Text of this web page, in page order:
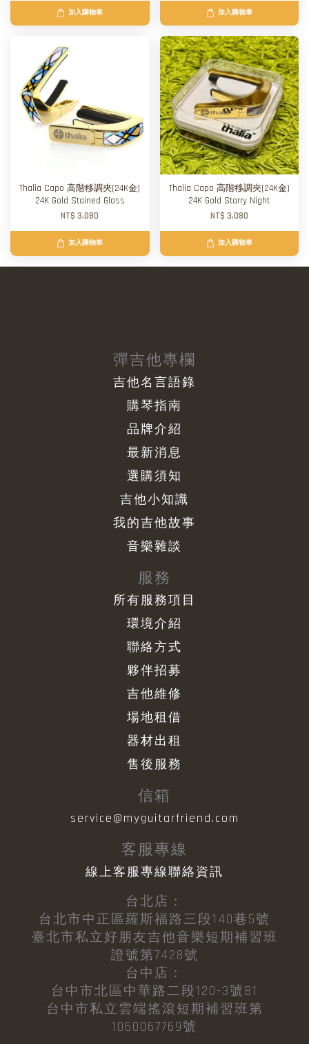
加入購物車 加入購物車
Thalia Capo 高階移調夾(24K金)
24K Gold Stained Glass
NT$ 3,080
加入購物車
Thalia Capo 高階移調夾(24K金)
24K Gold Starry Night
NT$ 3,080
加入購物車
彈吉他專欄
吉他名言語錄
購琴指南
品牌介紹
最新消息
選購須知
吉他小知識
我的吉他故事
音樂雜談
服務
所有服務項目
環境介紹
聯絡方式
夥伴招募
吉他維修
場地租借
器材出租
售後服務
信箱
service@myguitarfriend.com
客服專線
線上客服專線聯絡資訊
台北店：
台北市中正區羅斯福路三段140巷5號
臺北市私立好朋友吉他音樂短期補習班
證號第7428號
台中店：
台中市北區中華路二段120-3號B1
台中市私立雲端搖滾短期補習班第
1060067769號